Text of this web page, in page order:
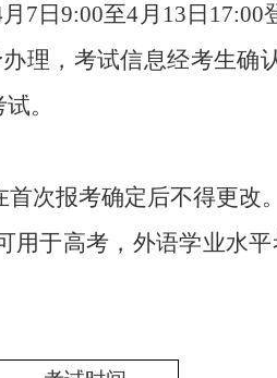
月 7 日9:00至4月 13 日 17:00
理，考试信息经考生确
。
次报考确定后不得更改。
用于高考，外语学业水